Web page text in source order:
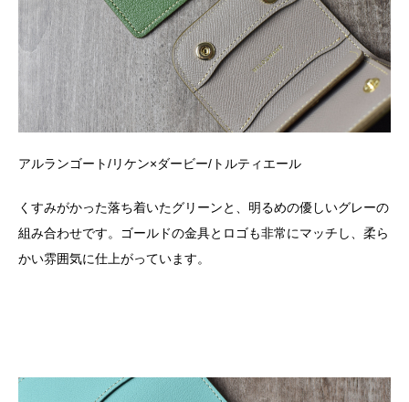
アルランゴート/リケン×ダービー/ トルティエール
くすみがかった落ち着いたグリーンと、明るめの優しいグレーの
組み合わせです。ゴールドの金具とロゴも非常にマッチし、柔ら
かい雰囲気に仕上がっています。